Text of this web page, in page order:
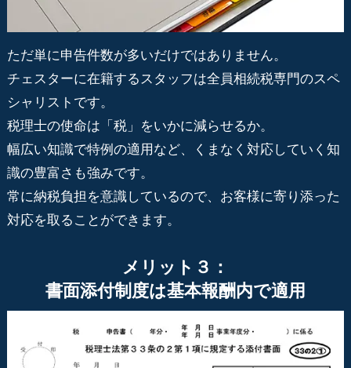
ただ単に申告件数が多いだけではありません。
チェスターに在籍するスタッフは全員相続税専門のスペ
シャリストです。
税理士の使命は「税」をいかに減らせるか。
幅広い知識で特例の適用など、くまなく対応していく知
識の豊富さも強みです。
常に納税負担を意識しているので、お客様に寄り添った
対応を取ることができます。
メリット３：
書面添付制度は基本報酬内で適用